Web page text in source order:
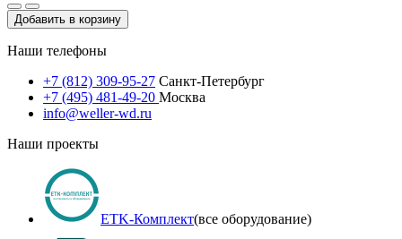
Добавить в корзину
Наши телефоны
+7 (812) 309-95-27 Санкт-Петербург
+7 (495) 481-49-20 Москва
info@weller-wd.ru
Наши проекты
ETK-Комплект(все оборудование)